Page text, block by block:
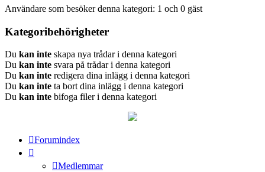
Användare som besöker denna kategori: 1 och 0 gäst
Kategoribehörigheter
Du kan inte skapa nya trådar i denna kategori
Du kan inte svara på trådar i denna kategori
Du kan inte redigera dina inlägg i denna kategori
Du kan inte ta bort dina inlägg i denna kategori
Du kan inte bifoga filer i denna kategori
Forumindex
Medlemmar